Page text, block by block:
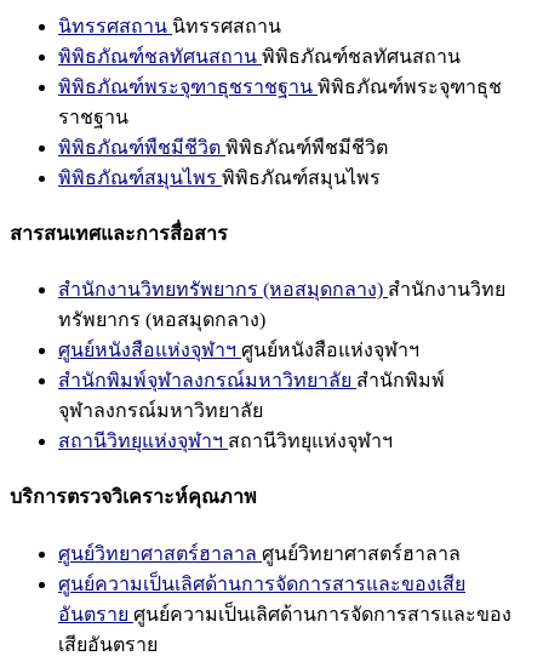
นิทรรศสถาน นิทรรศสถาน
พิพิธภัณฑ์ชลทัศนสถาน พิพิธภัณฑ์ชลทัศนสถาน
พิพิธภัณฑ์พระจุฑาธุชราชฐาน พิพิธภัณฑ์พระจุฑาธุช
ราชฐาน
พิพิธภัณฑ์พืชมีชีวิต พิพิธภัณฑ์พืชมีชีวิต
พิพิธภัณฑ์สมุนไพร พิพิธภัณฑ์สมุนไพร
สารสนเทศและการสื่อสาร
สำนักงานวิทยทรัพยากร (หอสมุดกลาง) สำนักงานวิทย
ทรัพยากร (หอสมุดกลาง)
ศูนย์หนังสือแห่งจุฬาฯ ศูนย์หนังสือแห่งจุฬาฯ
สำนักพิมพ์จุฬาลงกรณ์มหาวิทยาลัย สำนักพิมพ์
จุฬาลงกรณ์มหาวิทยาลัย
สถานีวิทยุแห่งจุฬาฯ สถานีวิทยุแห่งจุฬาฯ
บริการตรวจวิเคราะห์คุณภาพ
ศูนย์วิทยาศาสตร์ฮาลาล ศูนย์วิทยาศาสตร์ฮาลาล
ศูนย์ความเป็นเลิศด้านการจัดการสารและของเสีย
อันตราย ศูนย์ความเป็นเลิศด้านการจัดการสารและของ
เสียอันตราย